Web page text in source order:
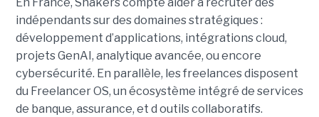
En France, Shakers compte aider à recruter des
indépendants sur des domaines stratégiques :
développement d’applications, intégrations cloud,
projets GenAI, analytique avancée, ou encore
cybersécurité. En parallèle, les freelances disposent
du Freelancer OS, un écosystème intégré de services
de banque, assurance, et d outils collaboratifs.